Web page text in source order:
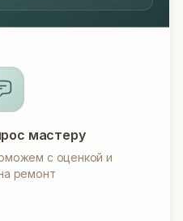
мастеру
с оценкой и
ремонт